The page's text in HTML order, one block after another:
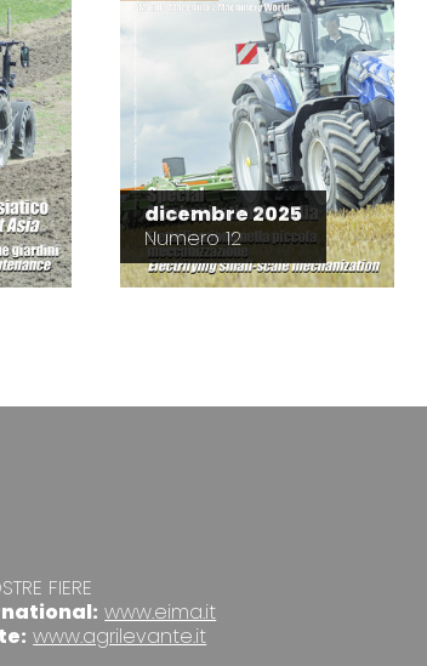
dicembre 2025
Numero 12
FIERE
www.eima.it
www.agrilevante.it